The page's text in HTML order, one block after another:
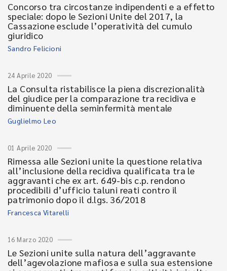
Concorso tra circostanze indipendenti e a effetto
speciale: dopo le Sezioni Unite del 2017, la
Cassazione esclude l’operatività del cumulo
giuridico
Sandro Felicioni
24 Aprile 2020
La Consulta ristabilisce la piena discrezionalità
del giudice per la comparazione tra recidiva e
diminuente della seminfermità mentale
Guglielmo Leo
01 Aprile 2020
Rimessa alle Sezioni unite la questione relativa
all’inclusione della recidiva qualificata tra le
aggravanti che ex art. 649-bis c.p. rendono
procedibili d’ufficio taluni reati contro il
patrimonio dopo il d.lgs. 36/2018
Francesca Vitarelli
16 Marzo 2020
Le Sezioni unite sulla natura dell’aggravante
dell’agevolazione mafiosa e sulla sua estensione